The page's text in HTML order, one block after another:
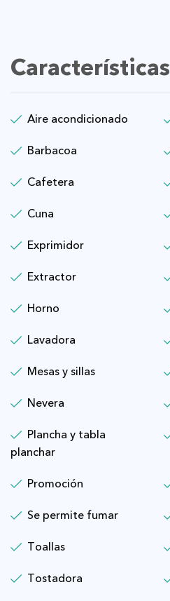
Características
Aire acondicionado
Barbacoa
Cafetera
Cuna
Exprimidor
Extractor
Horno
Lavadora
Mesas y sillas
Nevera
Plancha y tabla
planchar
Promoción
Se permite fumar
Toallas
Tostadora